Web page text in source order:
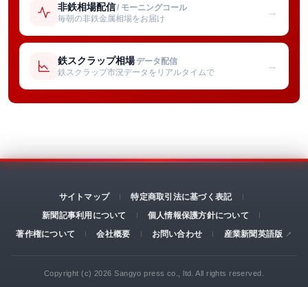
非鉄相場配信/ モーニングコール
毎朝の非鉄金属相場をお届け
→
鉄スクラップ相場 データ配信
鉄スクラップ市況データをリアルタイムで
→
サイトマップ
特定商取引法に基づく表記
新聞記事利用について
個人情報保護方針について
著作権について
会社概要 お問い合わせ 産業新聞英語版
Copyright (c) 2026 Sangyo press co., ltd. All rights reserved.